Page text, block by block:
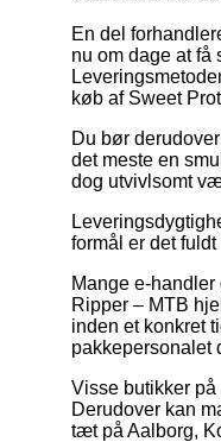
En del
nu om dage at få
køb af Sweet
Du bør
det meste en
dog utvivlsomt
formål er det
Mange e-
Ripper – MTB
inden et konkret
pakkepersonalet
Visse butikker
Derudover kan
tæt på Aalborg,